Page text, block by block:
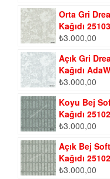
Orta Gri
Kağıdı
₺3.000,00
Açık Gri
Kağıdı
₺3.000,00
Koyu Bej
Kağıdı
₺3.000,00
Açık Bej
Kağıdı
₺3.000,00